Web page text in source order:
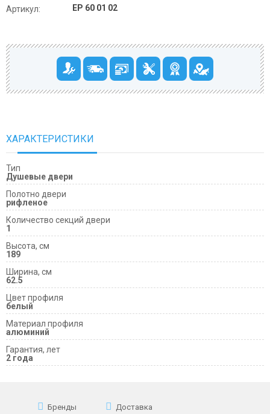
Артикул:
EP 60 01 02
ХАРАКТЕРИСТИКИ
Тип
Душевые двери
Полотно двери
рифленое
Количество секций двери
1
Высота, см
189
Ширина, см
62.5
Цвет профиля
белый
Материал профиля
алюминий
Гарантия, лет
2 года
Бренды Доставка